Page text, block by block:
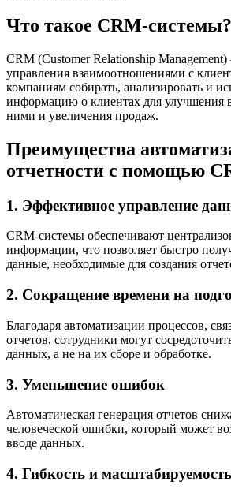
Что такое CRM-системы?
CRM (Customer Relationship Management)
управления взаимоотношениями с
компаниям собирать, анализировать и
информацию о клиентах для улучшения
ними и увеличения продаж.
Преимущества
отчетности с помощью
1. Эффективное управление
CRM-системы обеспечивают
информации, что позволяет быстро
данные, необходимые для создания
2. Сокращение времени на
Благодаря автоматизации процессов,
отчетов, сотрудники могут
данных, а не на их сборе и обработке.
3. Уменьшение ошибок
Автоматическая генерация отчетов
человеческой ошибки, который может
вводе данных.
4. Гибкость и масштабируемость